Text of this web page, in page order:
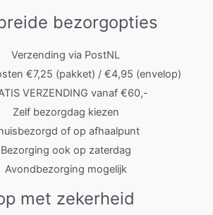
bezorgopties
Verzending via PostNL
€7,25 (pakket) / €4,95 (envelop)
VERZENDING vanaf €60,-
Zelf bezorgdag kiezen
of op afhaalpunt
Bezorging ook op zaterdag
Avondbezorging mogelijk
met zekerheid